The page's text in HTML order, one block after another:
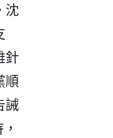
沈
針
順
誡